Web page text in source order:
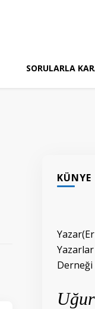
SORULARLA
KÜNYE
Derneği